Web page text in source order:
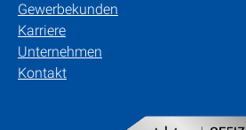
Gewerbekunden
Karriere
Unternehmen
Kontakt